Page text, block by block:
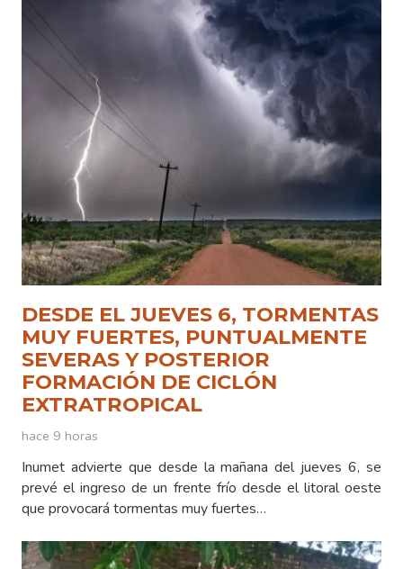
DESDE EL JUEVES 6, TORMENTAS
MUY FUERTES, PUNTUALMENTE
SEVERAS Y POSTERIOR
FORMACIÓN DE CICLÓN
EXTRATROPICAL
hace 9 horas
Inumet advierte que desde la mañana del jueves 6, se
prevé el ingreso de un frente frío desde el litoral oeste
que provocará tormentas muy fuertes…